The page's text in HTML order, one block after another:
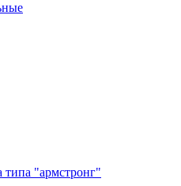
типа "армстронг"